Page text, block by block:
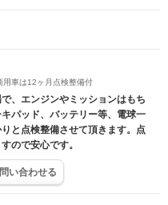
車は12ヶ月点検整備付
、エンジンやミッションはもち
パッド、バッテリー等、電球一
と点検整備させて頂きます。点
ので安心です。
い合わせる